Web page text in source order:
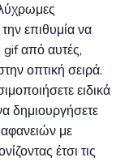
επιθυμία να
gif από αυτές,
οπτική σειρά.
ειδικά
δημιουργήσετε
με
έτσι τις